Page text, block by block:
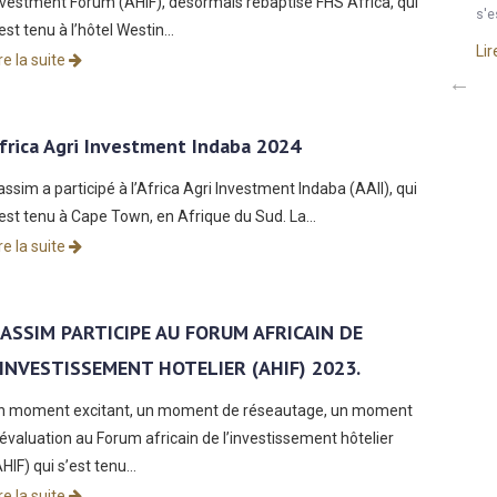
tenu à l’hôtel Westin…
la suite
Agri Investment Indaba 2024
a participé à l’Africa Agri Investment Indaba (AAII), qui
tenu à Cape Town, en Afrique du Sud. La…
la suite
PARTICIPE AU FORUM AFRICAIN DE
HOTELIER (AHIF) 2023.
moment excitant, un moment de réseautage, un moment
au Forum africain de l’investissement hôtelier
qui s’est tenu…
les
Investment Forum (AHIF), désormais rebaptisé FHS Africa,
qui...